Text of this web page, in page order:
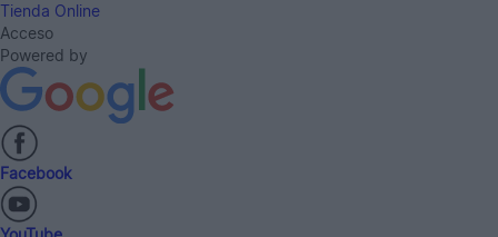
Tienda Online
Acceso
Powered by
Facebook